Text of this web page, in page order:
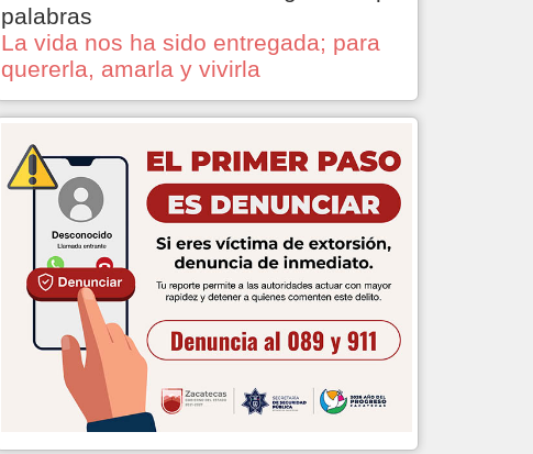
palabras
La vida nos ha sido entregada; para
quererla, amarla y vivirla